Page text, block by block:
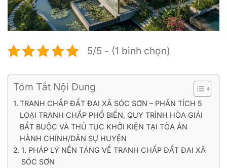
5/5 - (1 bình chọn)
Tóm Tắt Nội Dung
TRANH CHẤP ĐẤT ĐAI XÃ SÓC SƠN – PHÂN TÍCH 5
LOẠI TRANH CHẤP PHỔ BIẾN, QUY TRÌNH HÒA GIẢI
BẮT BUỘC VÀ THỦ TỤC KHỞI KIỆN TẠI TÒA ÁN
HÀNH CHÍNH/DÂN SỰ HUYỆN
1. PHÁP LÝ NỀN TẢNG VỀ TRANH CHẤP ĐẤT ĐAI XÃ
SÓC SƠN